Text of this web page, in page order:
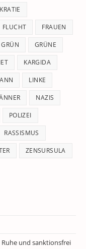
FLUCHT FRAUEN
GRÜN GRÜNE
KARGIDA
LINKE
NAZIS
POLIZEI
RASSISMUS
ZENSURSULA
Ruhe und sanktionsfrei